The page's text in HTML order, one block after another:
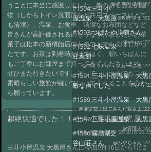
うことに本当に感激しました。趣のある歴史的建
物（しかもトイレ洗面所など共用スペースはとて
も清潔）、温泉、お食事、清潔なお布団などなど
皆さんが高評価されるのもうなずけました。お茶
菓子は松本の新橋飴店のものでとても美味しかっ
たです。お茶は到着時だけではく、朝いちばんに
もご丁寧にお部屋まで持ってきてくださいます。
ぜひまた行きたいです。そして、いつまでもこの
素晴らしい旅館が続いていってくれることを心か
ら願っています。
超絶快適でした！！ 三斗小屋温泉大黒屋
@みさと#1681 '25 9/18 06:35
三斗小屋温泉 大黒屋さんに今回9月16日から1泊2
@クロス さま
#1594:三斗小
屋温泉 大黒屋@N村 さま
#1593:つばたや旅館さん
@udang
#1592:七味温泉
紅葉館
@マイケルシェンカー さま
#1591:三斗小屋温泉 大
敵な宿でした
@ひろ
#1589:三斗小屋温泉 大黒
@麻婆茄子出て喜んだ客さま
#1587:三斗小屋温泉 大黒
@管理人
#1586:霧島湯之
谷山荘さん
@みやちゃん